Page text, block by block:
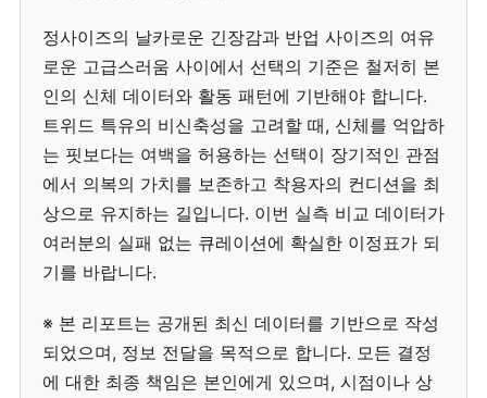
정사이즈의 날카로운 긴장감과 반업 사이즈의 여유
로운 고급스러움 사이에서 선택의 기준은 철저히 본
인의 신체 데이터와 활동 패턴에 기반해야 합니다.
트위드 특유의 비신축성을 고려할 때, 신체를 억압하
는 핏보다는 여백을 허용하는 선택이 장기적인 관점
에서 의복의 가치를 보존하고 착용자의 컨디션을 최
상으로 유지하는 길입니다. 이번 실측 비교 데이터가
여러분의 실패 없는 큐레이션에 확실한 이정표가 되
기를 바랍니다.
※ 본 리포트는 공개된 최신 데이터를 기반으로 작성
되었으며, 정보 전달을 목적으로 합니다. 모든 결정
에 대한 최종 책임은 본인에게 있으며, 시점이나 상